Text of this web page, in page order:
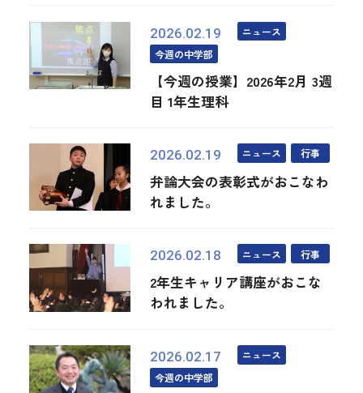
2026.02.19
ニュース
今週の中学部
【今週の授業】2026年2月 3週
目 1年生理科
2026.02.19 ニュース 行事
弁論大会の表彰式がおこなわ
れました。
2026.02.18 ニュース 行事
2年生キャリア講座がおこな
われました。
2026.02.17
ニュース
今週の中学部